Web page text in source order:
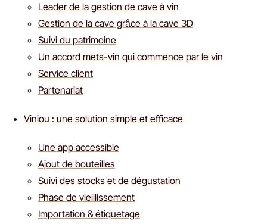
Leader de la gestion de cave à vin
Gestion de la cave grâce à la cave 3D
Suivi du patrimoine
Un accord mets-vin qui commence par le vin
Service client
Partenariat
Viniou : une solution simple et efficace
Une app accessible
Ajout de bouteilles
Suivi des stocks et de dégustation
Phase de vieillissement
Importation & étiquetage